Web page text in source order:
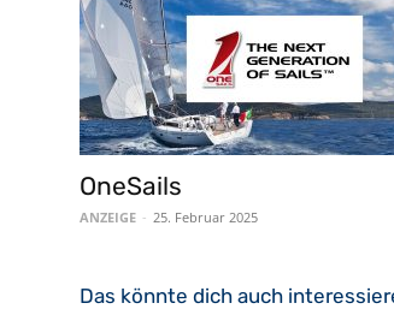
OneSails
ANZEIGE - 25. Februar 2025
Das könnte dich auch